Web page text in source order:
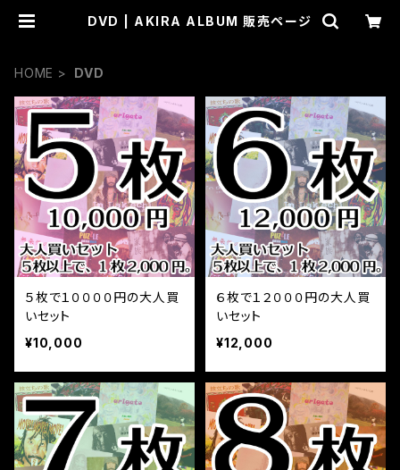
DVD | AKIRA ALBUM 販売ページ
HOME DVD
５枚で１００００円の大人買
いセット
¥10,000
６枚で１２０００円の大人買
いセット
¥12,000